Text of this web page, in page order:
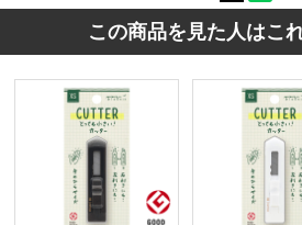
この商品を見た人はこ